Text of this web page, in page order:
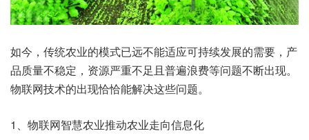
如今，传统农业的模式已远不能适应可持续发展的需要，产
品质量不稳定，资源严重不足且普遍浪费等问题不断出现。
物联网技术的出现恰恰能解决这些问题。
1、物联网智慧农业推动农业走向信息化